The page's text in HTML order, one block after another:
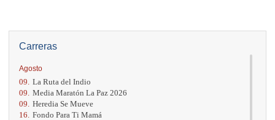
Carreras
Agosto
09. La Ruta del Indio
09. Media Maratón La Paz 2026
09. Heredia Se Mueve
16. Fondo Para Ti Mamá